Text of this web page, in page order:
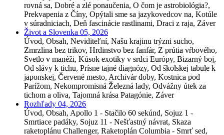
rovná sa, Dobré a zlé ponaučenia, O čom je astrobiológia?,
Prekvapenia z Číny, Opýtali sme sa jazykovedcov na, Kotúle
v súradniciach, Deň fascinácie rastlinami, Draci z raja, Záver
Život a Slovenka 05, 2026
Úvod, Obsah, Neviditeľní, Našu krajinu trýzni sucho,
Zmrzlina bez trikov, Hrdinstvo bez fanfár, Z prútia vŕbového,
Svetlo v manéži, Kúsok exotiky v srdci Európy, Bizarný boj,
Od slávy k tichu, Prísne tajné diagnózy, Od školskej tabule k
japonskej, Červené mesto, Archivár doby, Kostnica pod
Parížom, Nekompromisná Železná lady, Odvážny útek za
tichom a oliva, Tajomná krása Patagónie, Záver
Rozhľady 04, 2026
Úvod, Obsah, Apollo 1 - Stačilo 60 sekúnd, Sojuz 1 -
Smrtiace padáky, Sojuz 11 - Nešťastný návrat, Skaza
raketoplánu Challenger, Raketoplán Columbia - Smrť sed,